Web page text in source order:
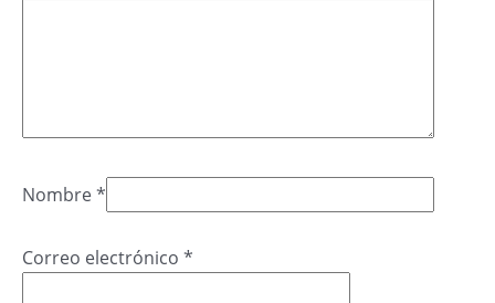
Nombre*
Correo electrónico *